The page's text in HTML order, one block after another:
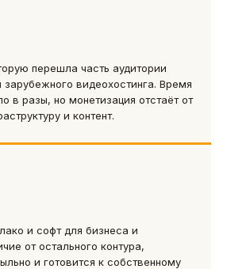
перешла часть аудитории
видеохостинга. Время
в разы, но монетизация отстаёт от
и контент.
и софт для бизнеса и
от остального контура,
и готовится к собственному